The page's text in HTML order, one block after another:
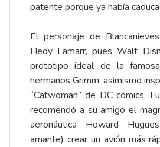
patente porque ya había
El personaje de
Hedy Lamarr, pues Walt
prototipo ideal de la
hermanos Grimm, asimismo
“Catwoman” de DC comics.
recomendó a su amigo el
aeronáutica Howard
amante) crear un avión más